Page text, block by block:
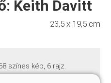
Keith Davitt
23,5 x 19,5 cm
színes kép, 6 rajz.